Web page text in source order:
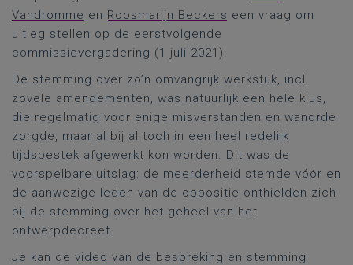
Vandromme en Roosmarijn Beckers een vraag om
uitleg stellen op de eerstvolgende
commissievergadering (1 juli 2021).
De stemming over zo’n omvangrijk werkstuk, incl.
zovele amendementen, was natuurlijk een hele klus,
die regelmatig voor enige misverstanden en wanorde
zorgde, maar al bij al toch in een heel redelijk
tijdsbestek afgewerkt kon worden. Dit was de
voorspelbare uitslag: de meerderheid stemde vóór en
de aanwezige leden van de oppositie onthielden zich
bij de stemming over het geheel van het
ontwerpdecreet.
Je kan de video van de bespreking en stemming